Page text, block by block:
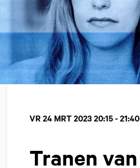
Tranen van
VR 24 MRT 202320:15 - 21:40